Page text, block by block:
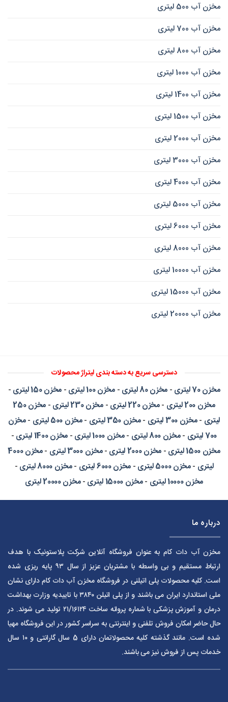
مخزن آب 500 لیتری
مخزن آب 700 لیتری
مخزن آب 800 لیتری
مخزن آب 1000 لیتری
مخزن آب 1400 لیتری
مخزن آب 1500 لیتری
مخزن آب 2000 لیتری
مخزن آب 3000 لیتری
مخزن آب 4000 لیتری
مخزن آب 5000 لیتری
مخزن آب 6000 لیتری
مخزن آب 8000 لیتری
مخزن آب 10000 لیتری
مخزن آب 15000 لیتری
مخزن آب 20000 لیتری
دسترسی سریع به دسته بندی لیتراژ محصولات
مخزن 70 لیتری -مخزن 80 لیتری -مخزن 100 لیتری -مخزن 150 لیتری
-
مخزن 200 لیتری
-مخزن 220 لیتری -مخزن 230 لیتری -
مخزن 250
لیتری-مخزن 300 لیتری -مخزن 350 لیتری -مخزن 500 لیتری -مخزن
700 لیتری
-مخزن 800 لیتری -مخزن 1000 لیتری -مخزن 1400 لیتری
-
مخزن 1500 لیتری
-مخزن 2000 لیتری -مخزن 3000 لیتری -
مخزن 4000
لیتری-مخزن 5000 لیتری -مخزن 6000 لیتری -مخزن 8000 لیتری
-
مخزن 10000 لیتری
-مخزن 15000 لیتری -مخزن 20000 لیتری
درباره ما
مخزن آب دات کام به عنوان فروشگاه آنلاین شرکت پلاستونیک با هدف
ارتباط مستقیم و بی واسطه با مشتریان عزیز از سال ۹۳ پایه ریزی شده
است. کلیه محصولات پلی اتیلنی در فروشگاه مخزن آب دات کام دارای نشان
ملی استاندارد ایران می باشند و از پلی اتیلن ۳۸۴۰ با تاییدیه وزارت بهداشت
درمان و آموزش پزشکی با شماره پروانه ساخت ۲۱/۱۶۱۲۴ تولید می شوند. در
حال حاضر امکان فروش تلفنی و اینترنتی به سراسر کشور در این فروشگاه مهیا
شده است. مانند گذشته کلیه محصولاتمان دارای 5 سال گارانتی و ۱۰ سال
خدمات پس از فروش نیز می باشند.